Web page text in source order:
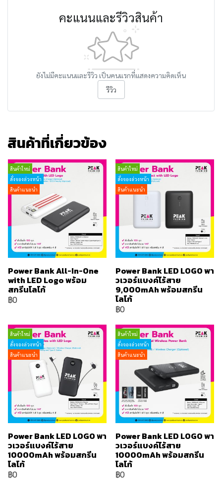
คะแนนและรีวิวสินค้า
ยังไม่มีคะแนนและรีวิว เป็นคนแรกที่แสดงความคิดเห็น
รีวิว
สินค้าที่เกี่ยวข้อง
สินค้าใหม่
สั่งจองล่วงหน้า
สินค้าแนะนำ
Power Bank All-In-One
with LED Logo พร้อม
สกรีนโลโก้
฿0
สินค้าใหม่
สั่งจองล่วงหน้า
สินค้าแนะนำ
Power Bank LED LOGO พา
วเวอร์แบงค์ไร้สาย
9,000mAh พร้อมสกรีน
โลโก้
฿0
สินค้าใหม่
สั่งจองล่วงหน้า
สินค้าแนะนำ
Power Bank LED LOGO พา
วเวอร์แบงค์ไร้สาย
10000mAh พร้อมสกรีน
โลโก้
฿0
สินค้าใหม่
สั่งจองล่วงหน้า
สินค้าแนะนำ
Power Bank LED LOGO พา
วเวอร์แบงค์ไร้สาย
10000mAh พร้อมสกรีน
โลโก้
฿0